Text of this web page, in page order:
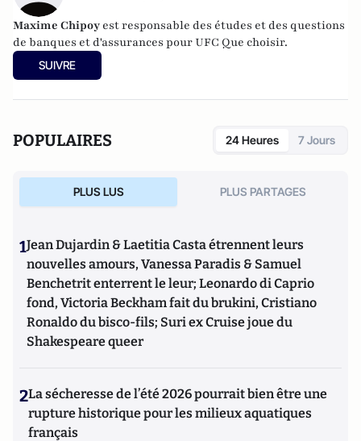
Maxime Chipoy est responsable des études et des questions
de banques et d'assurances pour UFC Que choisir.
SUIVRE
POPULAIRES 24 Heures 7 Jours
PLUS LUS PLUS PARTAGES
1Jean Dujardin & Laetitia Casta étrennent leurs
nouvelles amours, Vanessa Paradis & Samuel
Benchetrit enterrent le leur; Leonardo di Caprio
fond, Victoria Beckham fait du brukini, Cristiano
Ronaldo du bisco-fils; Suri ex Cruise joue du
Shakespeare queer
2La sécheresse de l’été 2026 pourrait bien être une
rupture historique pour les milieux aquatiques
français